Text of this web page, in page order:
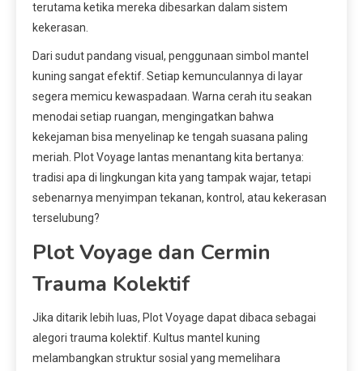
terutama ketika mereka dibesarkan dalam sistem
kekerasan.
Dari sudut pandang visual, penggunaan simbol mantel
kuning sangat efektif. Setiap kemunculannya di layar
segera memicu kewaspadaan. Warna cerah itu seakan
menodai setiap ruangan, mengingatkan bahwa
kekejaman bisa menyelinap ke tengah suasana paling
meriah. Plot Voyage lantas menantang kita bertanya:
tradisi apa di lingkungan kita yang tampak wajar, tetapi
sebenarnya menyimpan tekanan, kontrol, atau kekerasan
terselubung?
Plot Voyage dan Cermin
Trauma Kolektif
Jika ditarik lebih luas, Plot Voyage dapat dibaca sebagai
alegori trauma kolektif. Kultus mantel kuning
melambangkan struktur sosial yang memelihara